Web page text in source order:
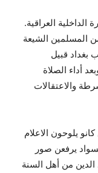
العراقية.
المسلمين الشيعة
بغداد قبيل
أداء الصلاة
والاعتقالات
يلوحون الاعلام
يرفعن صور
من أهل السنة